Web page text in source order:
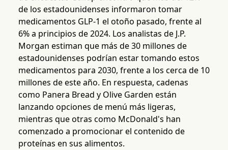
de los estadounidenses informaron tomar
medicamentos GLP-1 el otoño pasado, frente al
6% a principios de 2024. Los analistas de J.P.
Morgan estiman que más de 30 millones de
estadounidenses podrían estar tomando estos
medicamentos para 2030, frente a los cerca de 10
millones de este año. En respuesta, cadenas
como Panera Bread y Olive Garden están
lanzando opciones de menú más ligeras,
mientras que otras como McDonald's han
comenzado a promocionar el contenido de
proteínas en sus alimentos.